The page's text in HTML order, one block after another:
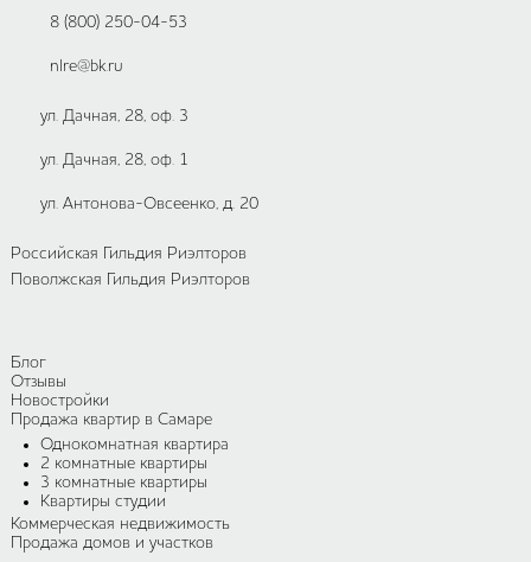
8 (800) 250-04-53
nlre@bk.ru
ул. Дачная, 28, оф. 3
ул. Дачная, 28, оф. 1
ул. Антонова-Овсеенко, д. 20
Российская Гильдия Риэлторов
Поволжская Гильдия Риэлторов
Блог
Отзывы
Новостройки
Продажа квартир в Самаре
Однокомнатная квартира
2 комнатные квартиры
3 комнатные квартиры
Квартиры студии
Коммерческая недвижимость
Продажа домов и участков